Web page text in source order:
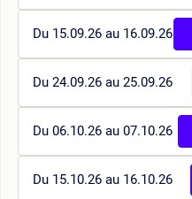
Du 15.09.26 au 16.09.26
Du 24.09.26 au 25.09.26
Du 06.10.26 au 07.10.26
Du 15.10.26 au 16.10.26